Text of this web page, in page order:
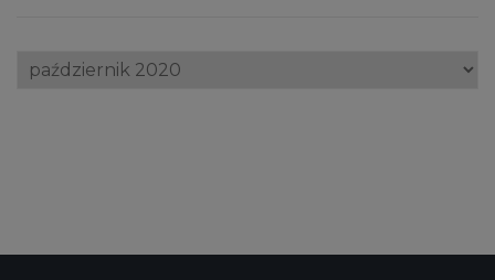
Archiwum